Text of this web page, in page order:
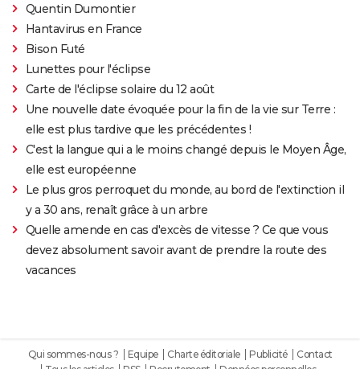
Quentin Dumontier
Hantavirus en France
Bison Futé
Lunettes pour l'éclipse
Carte de l'éclipse solaire du 12 août
Une nouvelle date évoquée pour la fin de la vie sur Terre :
elle est plus tardive que les précédentes !
C'est la langue qui a le moins changé depuis le Moyen Âge,
elle est européenne
Le plus gros perroquet du monde, au bord de l'extinction il
y a 30 ans, renaît grâce à un arbre
Quelle amende en cas d'excès de vitesse ? Ce que vous
devez absolument savoir avant de prendre la route des
vacances
Qui sommes-nous ? Equipe Charte éditoriale Publicité
Contact